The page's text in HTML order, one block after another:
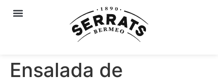
Ensalada de